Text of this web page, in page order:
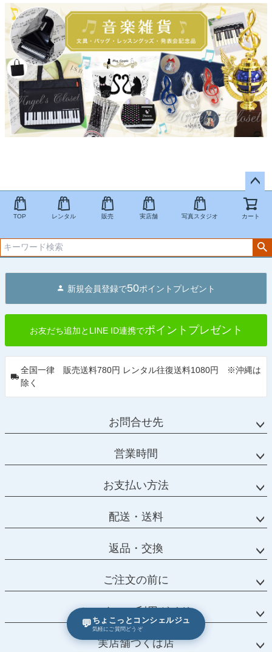
💬 ちょこっとコンシェルジュ
気軽にご質問どうぞ
ペー
ジト
TOP レンタル 販売 実店舗 写真スタジオ カート
新規会員登録で50ポイントプレゼント
お友だち追加とLINE ID連携でポイントプレゼント
全国一律 販売送料780円 レンタル往復送料1080円 ※沖縄は
除く
お問合せ先
営業時間
お支払い方法
配送・送料
返品・交換
ご注文の前に
レンタルご利用ガイド
実店舗つくば店